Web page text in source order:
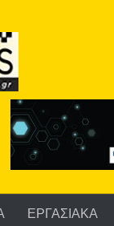
ΕΡΓΑΣΙΑΚΑ